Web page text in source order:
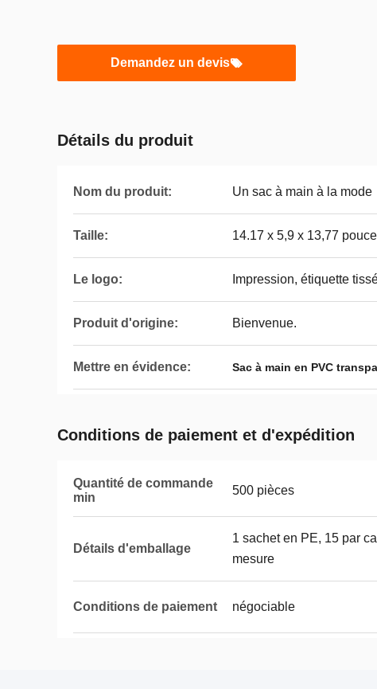
Demandez un devis
Détails du produit
Nom du produit: Un sac à main à la mode
Taille: 14.17 x 5,9 x 13,77
Le logo: Impression, étiquette
Produit d'origine: Bienvenue.
Mettre en évidence: Sac à main en PVC
Conditions de paiement et d'expédition
Quantité de commande
min
500 pièces
Détails d'emballage
1 sachet en PE, 15 par
mesure
Conditions de paiement négociable